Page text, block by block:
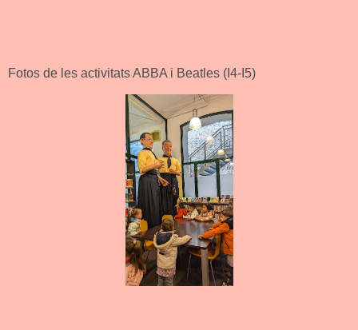
Fotos de les activitats ABBA i Beatles (I4-I5)